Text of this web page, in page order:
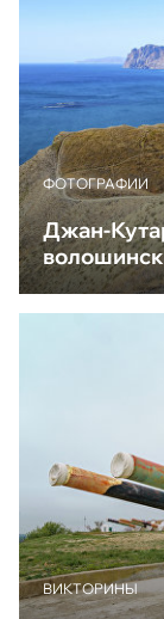
ФОТОГРАФИИ
Джан-
ВИКТОРИНЫ